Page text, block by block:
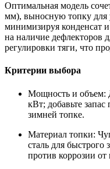
Оптимальная модель
мм), выносную топку для
минимизируя конденсат
на наличие дефлекторов
регулировки тяги, что
Критерии выбора
Мощность и объем:
кВт; добавьте
зимней топке.
Материал топки:
сталь для быстрого
против коррозии от